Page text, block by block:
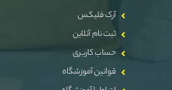
آرک فلیکس
ثبت نام آنلاین
حساب کاربری
قوانین آموزشگاه